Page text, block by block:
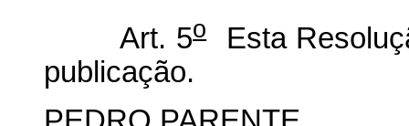
Art. 5oEsta
publicação.